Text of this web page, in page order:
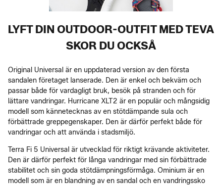
LYFT DIN OUTDOOR-OUTFIT MED TEVA
SKOR DU OCKSÅ
Original Universal är en uppdaterad version av den första
sandalen företaget lanserade. Den är enkel och bekväm och
passar både för vardagligt bruk, besök på stranden och för
lättare vandringar. Hurricane XLT2 är en populär och mångsidig
modell som kännetecknas av en stötdämpande sula och
förbättrade greppegenskaper. Den är därför perfekt både för
vandringar och att använda i stadsmiljö.
Terra Fi 5 Universal är utvecklad för riktigt krävande aktiviteter.
Den är därför perfekt för långa vandringar med sin förbättrade
stabilitet och sin goda stötdämpningsförmåga. Ominium är en
modell som är en blandning av en sandal och en vandringssko